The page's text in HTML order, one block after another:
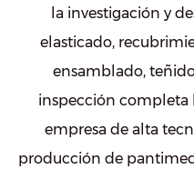
la investigación y
elasticado,
ensamblado,
inspección completa
empresa de alta
producción de